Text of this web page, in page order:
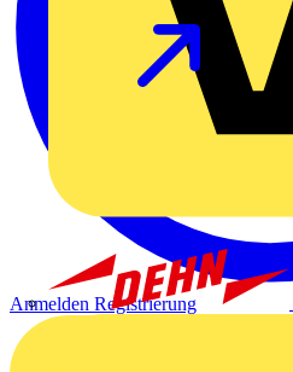
Anmelden Registrierung